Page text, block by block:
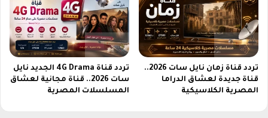
ع
ا
ت
ط
و
ي
ل
ة
ع
ا
ي
ي
ر
ا
ل
ع
تردد قناة زمان نايل سات 2026..
قناة جديدة لعشاق الدراما
المصرية الكلاسيكية
تردد قناة 4G Drama الجديد نايل
سات 2026.. قناة مجانية لعشاق
المسلسلات المصرية